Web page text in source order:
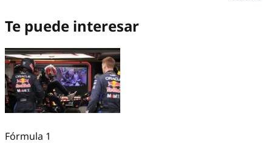
Te puede interesar
Fórmula 1